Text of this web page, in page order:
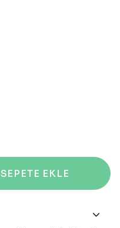
SEPETE EKLE